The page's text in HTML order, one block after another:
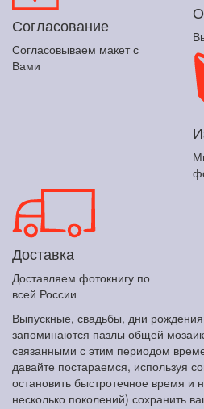
Согласование
Согласовываем макет с
Вами
Доставка
Доставляем фотокнигу по
всей России
Выпускные, свадьбы, дни
запоминаются пазлы общей
связанными с этим периодом
давайте постараемся, используя
остановить быстротечное время и
несколько поколений) сохранить